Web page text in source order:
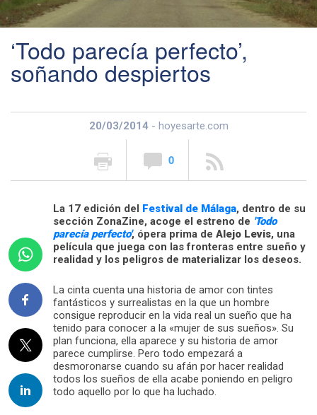
‘Todo parecía perfecto’,
soñando despiertos
20/03/2014- hoyesarte.com
0
La 17 edición del Festival de Málaga, dentro de su
sección ZonaZine, acoge el estreno de 'Todo
parecía perfecto', ópera prima de Alejo Levis, una
película que juega con las fronteras entre sueño y
realidad y los peligros de materializar los deseos.
La cinta cuenta una historia de amor con tintes
fantásticos y surrealistas en la que un hombre
consigue reproducir en la vida real un sueño que ha
tenido para conocer a la «mujer de sus sueños». Su
plan funciona, ella aparece y su historia de amor
parece cumplirse. Pero todo empezará a
desmoronarse cuando su afán por hacer realidad
todos los sueños de ella acabe poniendo en peligro
todo aquello por lo que ha luchado.